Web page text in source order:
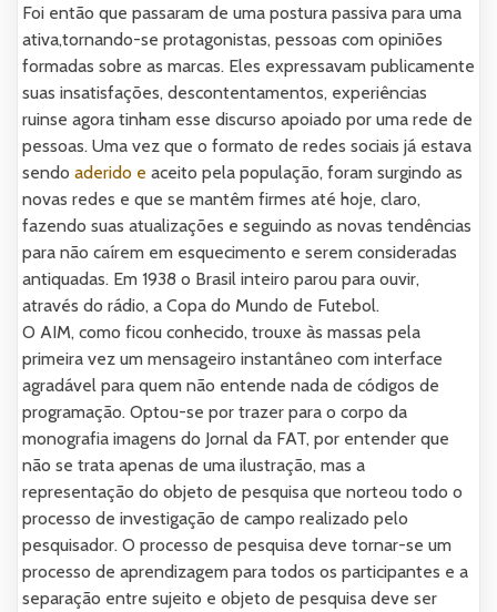
Foi então que passaram de uma postura passiva para uma
ativa,tornando-se protagonistas, pessoas com opiniões
formadas sobre as marcas. Eles expressavam publicamente
suas insatisfações, descontentamentos, experiências
ruinse agora tinham esse discurso apoiado por uma rede de
pessoas. Uma vez que o formato de redes sociais já estava
sendo aderido e aceito pela população, foram surgindo as
novas redes e que se mantêm firmes até hoje, claro,
fazendo suas atualizações e seguindo as novas tendências
para não caírem em esquecimento e serem consideradas
antiquadas. Em 1938 o Brasil inteiro parou para ouvir,
através do rádio, a Copa do Mundo de Futebol.
O AIM, como ficou conhecido, trouxe às massas pela
primeira vez um mensageiro instantâneo com interface
agradável para quem não entende nada de códigos de
programação. Optou-se por trazer para o corpo da
monografia imagens do Jornal da FAT, por entender que
não se trata apenas de uma ilustração, mas a
representação do objeto de pesquisa que norteou todo o
processo de investigação de campo realizado pelo
pesquisador. O processo de pesquisa deve tornar-se um
processo de aprendizagem para todos os participantes e a
separação entre sujeito e objeto de pesquisa deve ser